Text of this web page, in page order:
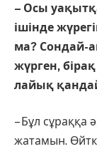
⁠– Осы
ішінде
ма? Сондай-
жүрген,
лайық қандай
– Бұл сұраққа
жатамын.